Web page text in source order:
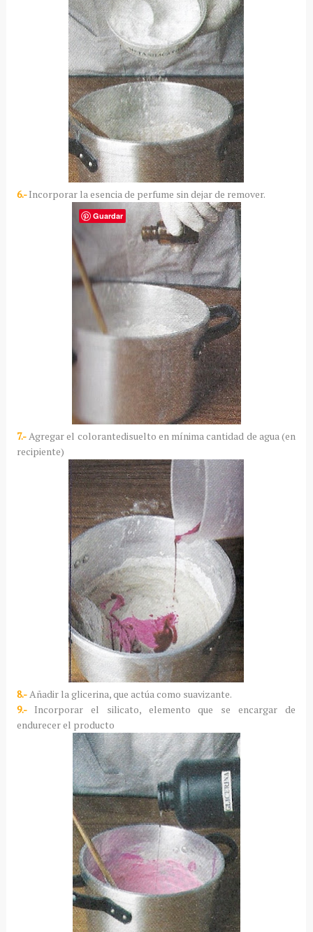
6.-Incorporar la esencia de perfume sin dejar de remover.
7.-Agregar el colorantedisuelto en mínima cantidad de agua (en
recipiente)
8.-Añadir la glicerina, que actúa como suavizante.
9.- Incorporar el silicato, elemento que se encargar de
endurecer el producto
Guardar